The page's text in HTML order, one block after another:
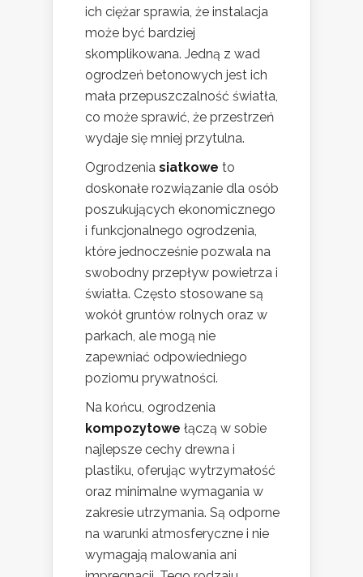
ich ciężar sprawia, że instalacja
może być bardziej
skomplikowana. Jedną z wad
ogrodzeń betonowych jest ich
mała przepuszczalność światła,
co może sprawić, że przestrzeń
wydaje się mniej przytulna.
Ogrodzenia siatkowe to
doskonałe rozwiązanie dla osób
poszukujących ekonomicznego
i funkcjonalnego ogrodzenia,
które jednocześnie pozwala na
swobodny przepływ powietrza i
światła. Często stosowane są
wokół gruntów rolnych oraz w
parkach, ale mogą nie
zapewniać odpowiedniego
poziomu prywatności.
Na końcu, ogrodzenia
kompozytowe łączą w sobie
najlepsze cechy drewna i
plastiku, oferując wytrzymałość
oraz minimalne wymagania w
zakresie utrzymania. Są odporne
na warunki atmosferyczne i nie
wymagają malowania ani